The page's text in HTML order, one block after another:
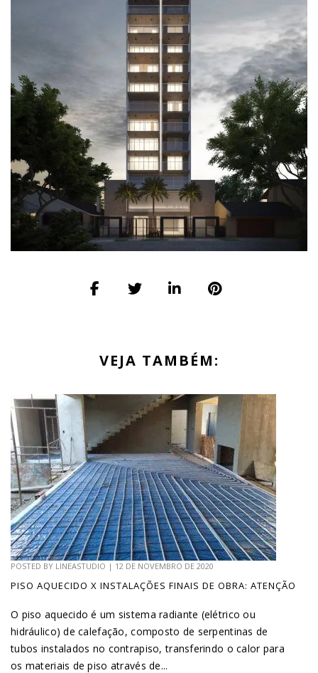
VEJA TAMBÉM:
POSTED BY LINEASTUDIO | 12 DE NOVEMBRO DE 2020
PISO AQUECIDO X INSTALAÇÕES FINAIS DE OBRA: ATENÇÃO
O piso aquecido é um sistema radiante (elétrico ou
hidráulico) de calefação, composto de serpentinas de
tubos instalados no contrapiso, transferindo o calor para
os materiais de piso através de...